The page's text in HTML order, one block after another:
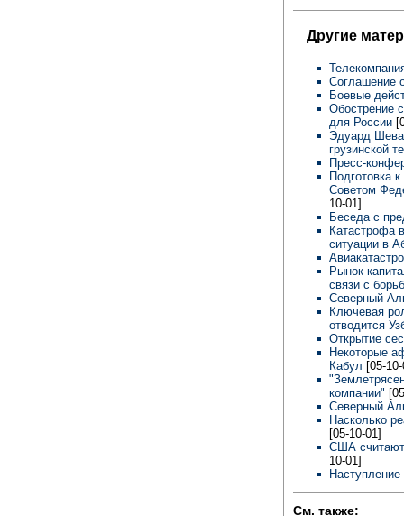
Другие
Соглашение
Боевые
Обострение
для России
Эдуард
грузинской
Пресс-
Подготовка
Советом
10-01]
Беседа с
Катастрофа
ситуации в
Рынок
связи с
Северный
Ключевая
отводится
Открытие
Некоторые
Кабул [05-
компании"
Северный
Насколько
[05-10-01]
США считают
10-01]
См. также: